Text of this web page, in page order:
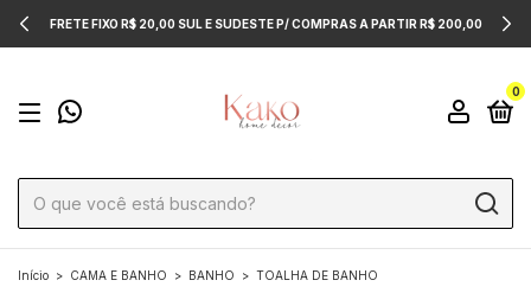
FRETE FIXO R$ 20,00 SUL E SUDESTE P/ COMPRAS A PARTIR R$ 200,00
0
Início > CAMA E BANHO > BANHO > TOALHA DE BANHO